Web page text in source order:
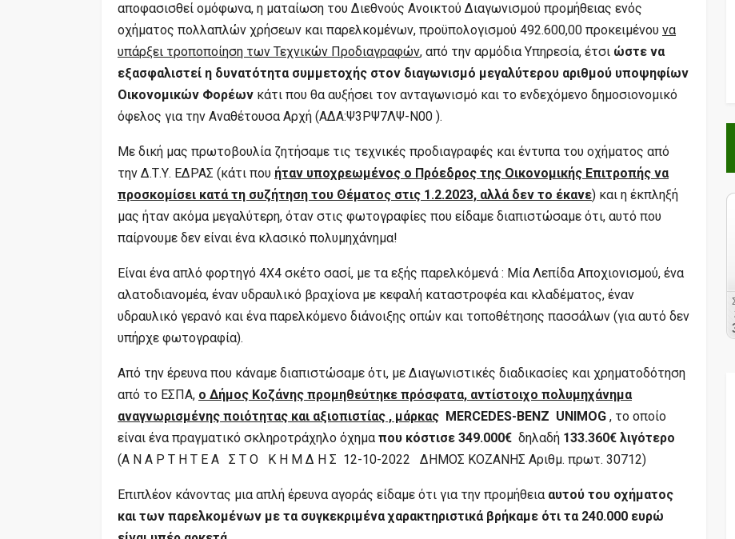
αποφασισθεί ομόφωνα, η ματαίωση του Διεθνούς Ανοικτού Διαγωνισμού προμήθειας ενός
οχήματος πολλαπλών χρήσεων και παρελκομένων, προϋπολογισμού 492.600,00 προκειμένου να
υπάρξει τροποποίηση των Τεχνικών Προδιαγραφών, από την αρμόδια Υπηρεσία, έτσι ώστε να
εξασφαλιστεί η δυνατότητα συμμετοχής στον διαγωνισμό μεγαλύτερου αριθμού υποψηφίων
Οικονομικών Φορέων κάτι που θα αυξήσει τον ανταγωνισμό και το ενδεχόμενο δημοσιονομικό
όφελος για την Αναθέτουσα Αρχή (ΑΔΑ:Ψ3ΡΨ7ΛΨ-Ν00 ).
Με δική μας πρωτοβουλία ζητήσαμε τις τεχνικές προδιαγραφές και έντυπα του οχήματος από
την Δ.Τ.Υ. ΕΔΡΑΣ (κάτι που ήταν υποχρεωμένος ο Πρόεδρος της Οικονομικής Επιτροπής να
προσκομίσει κατά τη συζήτηση του Θέματος στις 1.2.2023, αλλά δεν το έκανε) και η έκπληξή
μας ήταν ακόμα μεγαλύτερη, όταν στις φωτογραφίες που είδαμε διαπιστώσαμε ότι, αυτό που
παίρνουμε δεν είναι ένα κλασικό πολυμηχάνημα!
Είναι ένα απλό φορτηγό 4Χ4 σκέτο σασί, με τα εξής παρελκόμενά : Μία Λεπίδα Αποχιονισμού, ένα
αλατοδιανομέα, έναν υδραυλικό βραχίονα με κεφαλή καταστροφέα και κλαδέματος, έναν
υδραυλικό γερανό και ένα παρελκόμενο διάνοιξης οπών και τοποθέτησης πασσάλων (για αυτό δεν
υπήρχε φωτογραφία).
Από την έρευνα που κάναμε διαπιστώσαμε ότι, με Διαγωνιστικές διαδικασίες και χρηματοδότηση
από το ΕΣΠΑ, ο Δήμος Κοζάνης προμηθεύτηκε πρόσφατα, αντίστοιχο πολυμηχάνημα
αναγνωρισμένης ποιότητας και αξιοπιστίας , μάρκας MERCEDES-BENZ UNIMOG , το οποίο
είναι ένα πραγματικό σκληροτράχηλο όχημα που κόστισε 349.000€ δηλαδή 133.360€ λιγότερο
(Α Ν Α Ρ Τ Η Τ Ε Α Σ Τ Ο Κ Η Μ Δ Η Σ 12-10-2022 ΔΗΜΟΣ ΚΟΖΑΝΗΣ Αριθμ. πρωτ. 30712)
Επιπλέον κάνοντας μια απλή έρευνα αγοράς είδαμε ότι για την προμήθεια αυτού του οχήματος
και των παρελκομένων με τα συγκεκριμένα χαρακτηριστικά βρήκαμε ότι τα 240.000 ευρώ